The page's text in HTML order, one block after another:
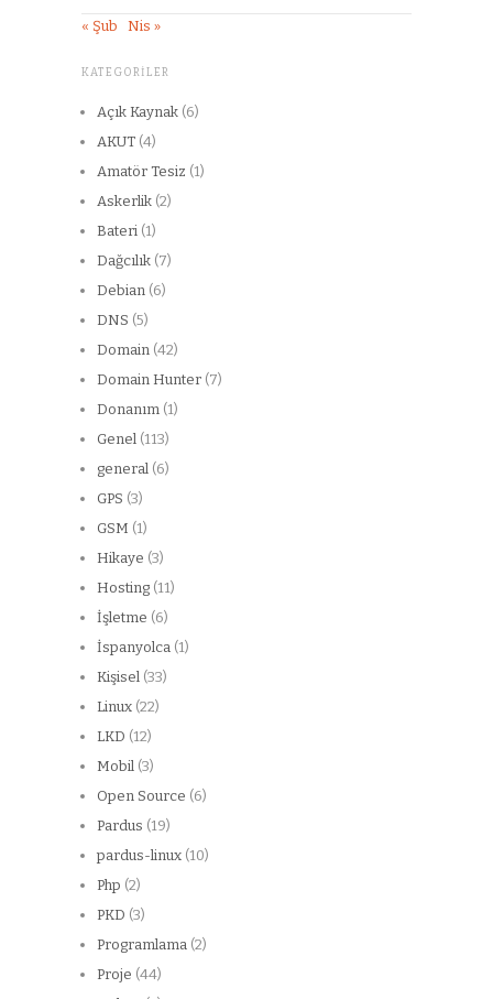
« Şub Nis »
KATEGORILER
Açık Kaynak (6)
AKUT (4)
Amatör Tesiz (1)
Askerlik (2)
Bateri (1)
Dağcılık (7)
Debian (6)
DNS (5)
Domain (42)
Domain Hunter (7)
Donanım (1)
Genel (113)
general (6)
GPS (3)
GSM (1)
Hikaye (3)
Hosting (11)
İşletme (6)
İspanyolca (1)
Kişisel (33)
Linux (22)
LKD (12)
Mobil (3)
Open Source (6)
Pardus (19)
pardus-linux (10)
Php (2)
PKD (3)
Programlama (2)
Proje (44)